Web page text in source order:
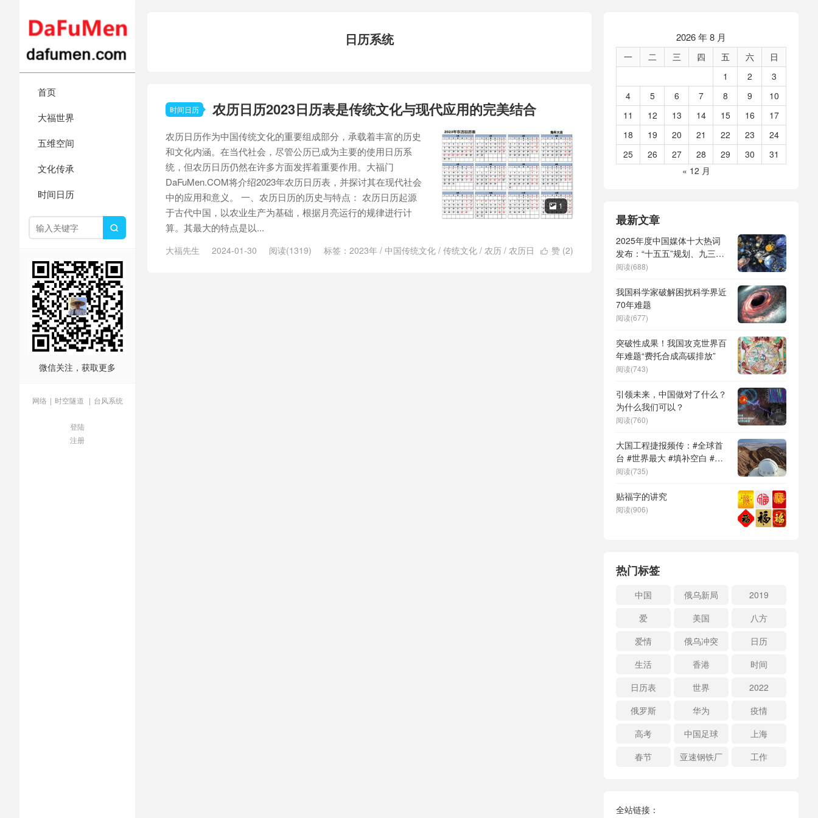
首页
大福世界
五维空间
文化传承
时间日历

微信关注，获取更多
网络 | 时空隧道 | 台风系统
登陆
注册
日历系统
时间日历 农历日历2023日历表是传统文化与现代应用的完美结合
 1
农历日历作为中国传统文化的重要组成部分，承载着丰富的历史
和文化内涵。在当代社会，尽管公历已成为主要的使用日历系
统，但农历日历仍然在许多方面发挥着重要作用。大福门
DaFuMen.COM将介绍2023年农历日历表，并探讨其在现代社会
中的应用和意义。 一、农历日历的历史与特点： 农历日历起源
于古代中国，以农业生产为基础，根据月亮运行的规律进行计
算。其最大的特点是以...
 赞 (2)
大福先生 2024-01-30 阅读(1319) 标签： 2023年 / 中国传统文化 / 传统文化 / 农历 / 农历日
2026 年 8 月
一 二 三 四 五 六
日
1
2
3
4
5 6 7 8 9
10
11
12 13 14 15 16
17
18
19 20 21 22 23
24
25
26 27 28 29 30
31
« 12 月
最新文章
2025年度中国媒体十大热词
发布：“十五五”规划、九三阅
兵、全球治理倡议、
形机器人、苏超、票根经济、
育儿补贴、科学素养、网络生
态治理
阅读(688)
我国科学家破解困扰科学界近
70年难题
阅读(677)
突破性成果！我国攻克世界百
年难题“费托合成高碳排放”
阅读(743)
引领未来，中国做对了什么？
为什么我们可以？
阅读(760)
大国工程捷报频传：#全球首
台 #世界最大 #填补空白 #突
破关键节点
阅读(735)
贴福字的讲究
阅读(906)
热门标签
中国 俄乌新局
2019
爱
美国
八方
爱情
俄乌冲突
日历
生活
香港
时间
日历表
世界
2022
俄罗斯
华为
疫情
高考
中国足球
上海
春节
亚速钢铁厂 工作
全站链接：